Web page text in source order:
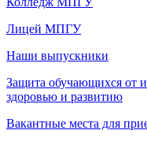
Лицей МПГУ
Наши выпускники
Защита обучающихся от
здоровью и развитию
Вакантные места для